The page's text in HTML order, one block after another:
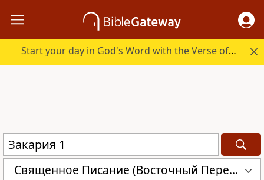
Start your day in God's Word with the Verse of the Day.
Священное Писание (Восточный Перевод) (CARS)